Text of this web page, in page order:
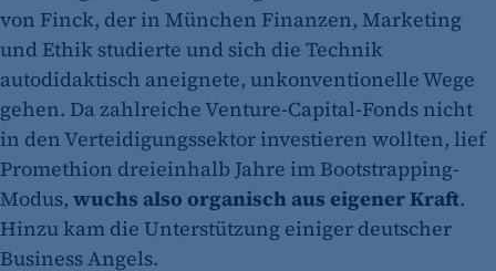
von Finck, der in München Finanzen, Marketing
und Ethik studierte und sich die Technik
autodidaktisch aneignete, unkonventionelle Wege
gehen. Da zahlreiche Venture-Capital-Fonds nicht
in den Verteidigungssektor investieren wollten, lief
Promethion dreieinhalb Jahre im Bootstrapping-
Modus, wuchs also organisch aus eigener Kraft.
Hinzu kam die Unterstützung einiger deutscher
Business Angels.